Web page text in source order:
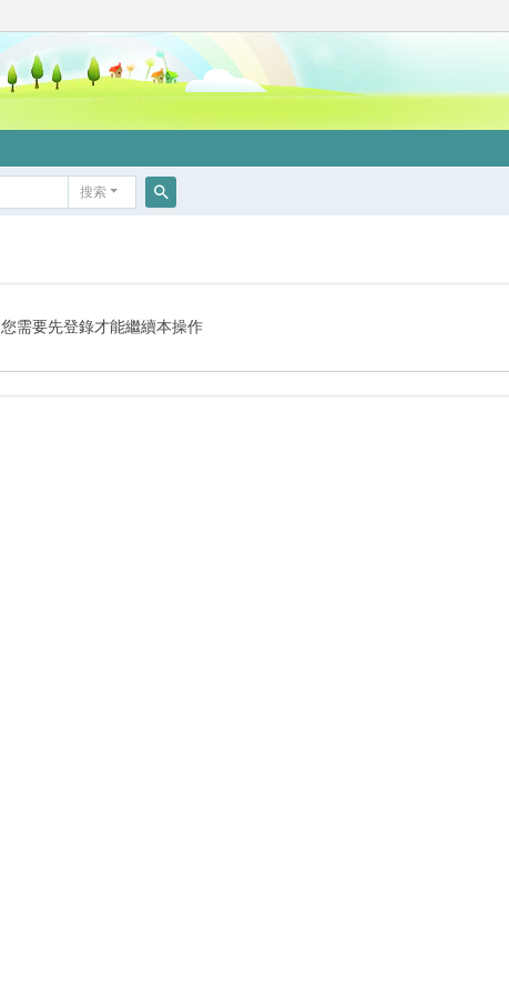
搜索
您需要先登錄才能繼續本操作